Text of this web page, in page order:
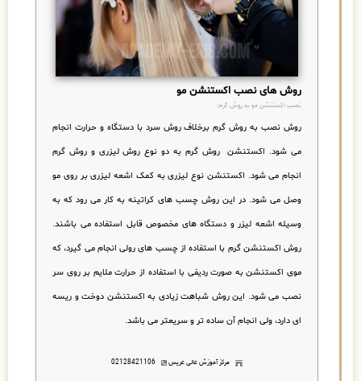
روش های نصب اکستنشن مو
نصب اکستنشن مو به روش گرم:
روش نصب به روش گرم برخلاف روش سرد با دستگاه و حرارت انجام
می شود. اکستنشن روش گرم به دو نوع روش لیزری و روش گرم
انجام می شود. اکستنشن نوع لیزری به کمک اشعه لیزری بر روی مو
وصل می شود. در این روش چسب های کراتینه به کار می رود که به
وسیله اشعه لیزر و دستگاه های مخصوص قابل استفاده می باشند.
روش اکستنشن گرم با استفاده از چسب های رولی انجام می گیرد، که
موی اکستنشن به صورت ردیفی با استفاده از حرارت ملایم بر روی سر
نصب می شود. این روش شباهت زیادی به اکستنشن دوخت و ریسه
ای دارد، ولی انجام آن ساده تر و سریعتر می باشد.
مرکز آموزش عالی عریس 02128421106